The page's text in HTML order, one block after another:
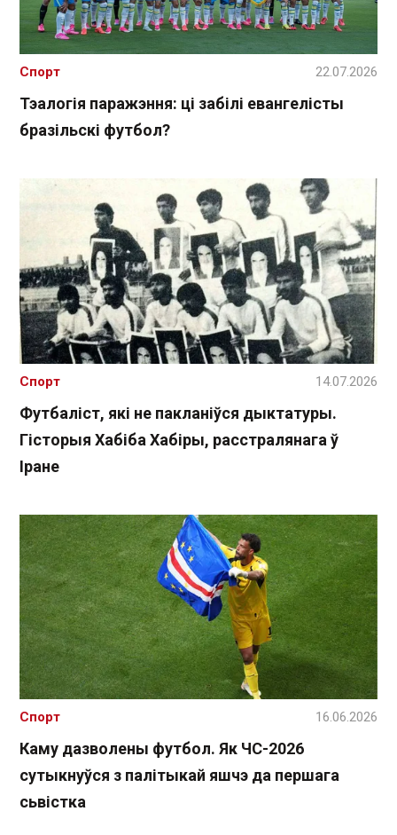
Тэалогія паражэння: ці забілі евангелісты
бразільскі футбол?
Спорт 22.07.2026
Футбаліст, які не пакланіўся дыктатуры.
Гісторыя Хабіба Хабіры, расстралянага ў
Іране
Спорт 14.07.2026
Каму дазволены футбол. Як ЧС-2026
сутыкнуўся з палітыкай яшчэ да першага
сьвістка
Спорт 16.06.2026